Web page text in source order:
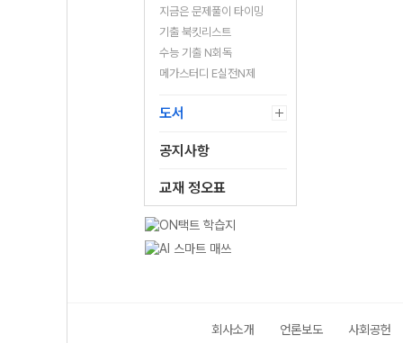
지금은 문제풀이 타이밍
기출 북킷리스트
수능 기출 N회독
메가스터디 E실전N제
도서
공지사항
교재 정오표
회사소개 언론보도 사회공헌